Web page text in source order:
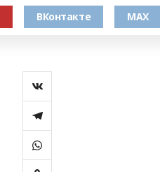
ВКонтакте MAX